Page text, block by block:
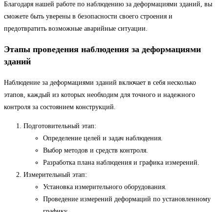
Благодаря нашей работе по наблюдению за деформациями зданий, вы
сможете быть уверены в безопасности своего строения и
предотвратить возможные аварийные ситуации.
Этапы проведения наблюдения за деформациями
зданий
Наблюдение за деформациями зданий включает в себя несколько
этапов, каждый из которых необходим для точного и надежного
контроля за состоянием конструкций.
Подготовительный этап:
Определение целей и задач наблюдения.
Выбор методов и средств контроля.
Разработка плана наблюдения и графика измерений.
Измерительный этап:
Установка измерительного оборудования.
Проведение измерений деформаций по установленному